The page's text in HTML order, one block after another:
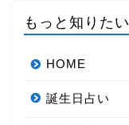
もっと知りたい
HOME
誕生日占い